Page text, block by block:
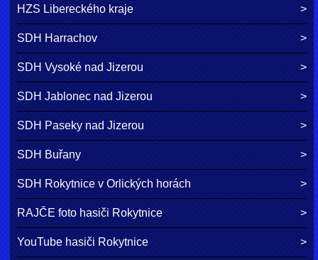
HZS Libereckého kraje
SDH Harrachov
SDH Vysoké nad Jizerou
SDH Jablonec nad Jizerou
SDH Paseky nad Jizerou
SDH Buřany
SDH Rokytnice v Orlických horách
RAJČE foto hasiči Rokytnice
YouTube hasiči Rokytnice